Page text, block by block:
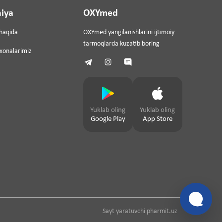
OXYmed
OXYmed yangilanishlarini ijtimoiy
tarmoqlarda kuzatib boring
Yuklab oling
Google Play
Yuklab oling
App Store
Sayt yaratuvchi pharmit.uz